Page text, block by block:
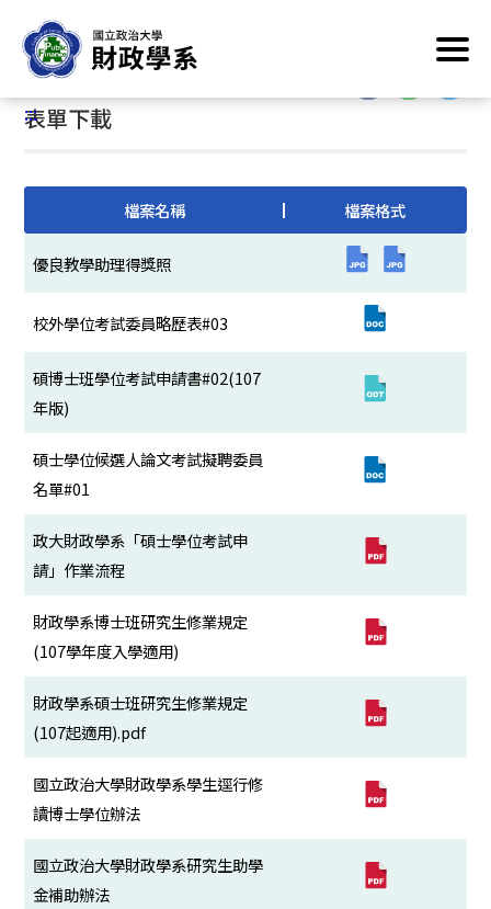
到
要
內
首頁
:::
:::
表單下載
檔案名稱 檔案格式
優良教學助理得獎照
校外學位考試委員略歷表#03
碩博士班學位考試申請書#02(107
年版)
碩士學位候選人論文考試擬聘委員
名單#01
政大財政學系「碩士學位考試申
請」作業流程
財政學系博士班研究生修業規定
(107學年度入學適用)
財政學系碩士班研究生修業規定
(107起適用).pdf
國立政治大學財政學系學生逕行修
讀博士學位辦法
國立政治大學財政學系研究生助學
金補助辦法